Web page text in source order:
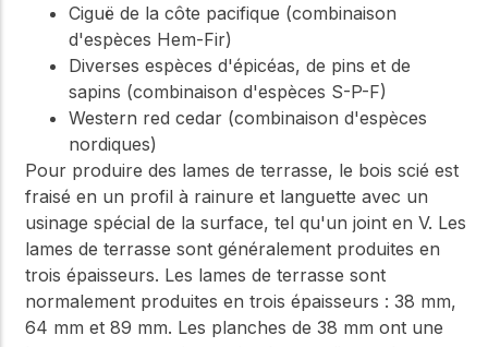
Ciguë de la côte pacifique (combinaison
d'espèces Hem-Fir)
Diverses espèces d'épicéas, de pins et de
sapins (combinaison d'espèces S-P-F)
Western red cedar (combinaison d'espèces
nordiques)
Pour produire des lames de terrasse, le bois scié est
fraisé en un profil à rainure et languette avec un
usinage spécial de la surface, tel qu'un joint en V. Les
lames de terrasse sont généralement produites en
trois épaisseurs. Les lames de terrasse sont
normalement produites en trois épaisseurs : 38 mm,
64 mm et 89 mm. Les planches de 38 mm ont une